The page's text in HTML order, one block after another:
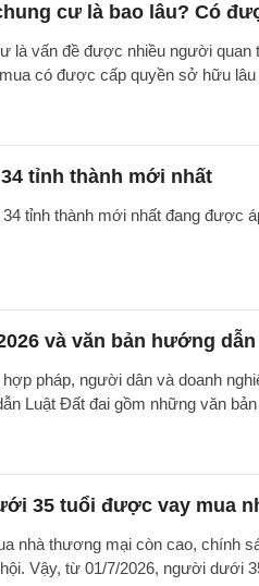
cư là bao lâu? Có
là vấn đề được nhiều người quan
có được cấp quyền sở hữu
tỉnh thành mới nhất
tỉnh thành mới nhất đang được
và văn bản hướng
pháp, người dân và doanh
Luật Đất đai gồm những văn
35 tuổi được vay mua
nhà thương mại còn cao, chính
Vậy, từ 01/7/2026, người dưới